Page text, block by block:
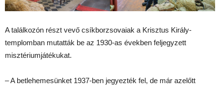
A találkozón részt vevő csíkborzsovaiak a Krisztus Király-
templomban mutatták be az 1930-as években feljegyzett
misztériumjátékukat.
– A betlehemesünket 1937-ben jegyezték fel, de már azelőtt